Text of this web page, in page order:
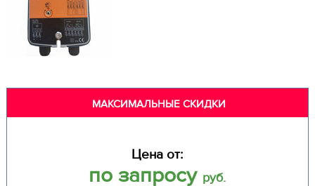
МАКСИМАЛЬНЫЕ СКИДКИ
Цена от:
по запросу руб.